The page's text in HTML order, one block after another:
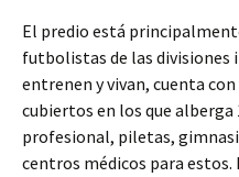
El predio está
futbolistas de las divisiones
entrenen y vivan, cuenta con
cubiertos en los que alberga
profesional, piletas,
centros médicos para estos.